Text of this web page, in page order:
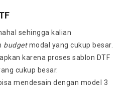
sehingga kalian
budgetmodal yang cukup besar.
karena proses sablon DTF
cukup besar.
mendesain dengan model 3